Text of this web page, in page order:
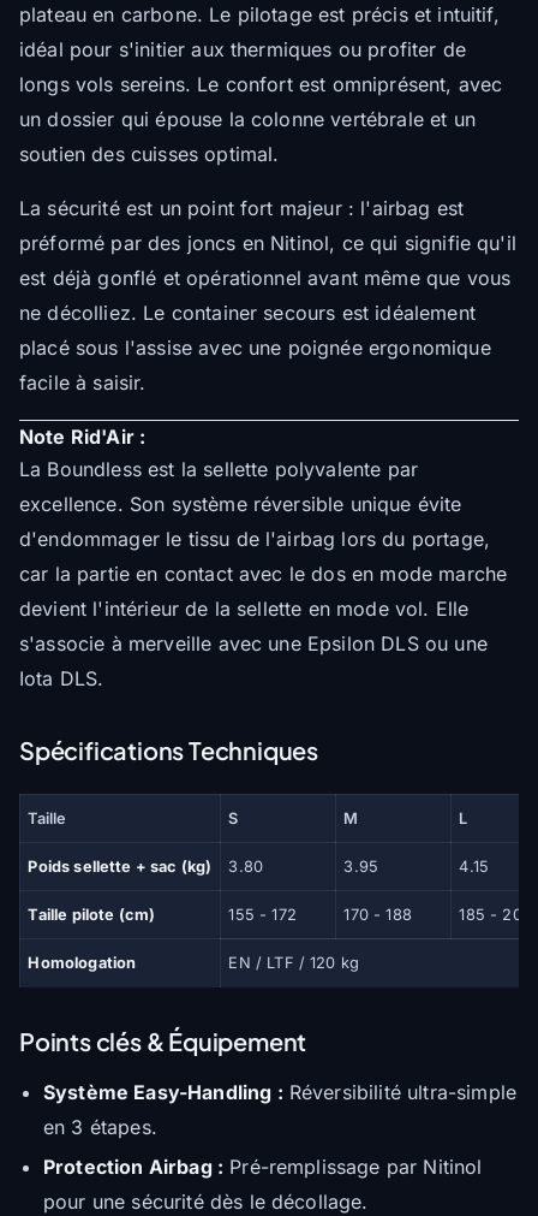
plateau en carbone. Le pilotage est précis et intuitif,
idéal pour s'initier aux thermiques ou profiter de
longs vols sereins. Le confort est omniprésent, avec
un dossier qui épouse la colonne vertébrale et un
soutien des cuisses optimal.
La sécurité est un point fort majeur : l'airbag est
préformé par des joncs en Nitinol, ce qui signifie qu'il
est déjà gonflé et opérationnel avant même que vous
ne décolliez. Le container secours est idéalement
placé sous l'assise avec une poignée ergonomique
facile à saisir.
Note Rid'Air :
La Boundless est la sellette polyvalente par
excellence. Son système réversible unique évite
d'endommager le tissu de l'airbag lors du portage,
car la partie en contact avec le dos en mode marche
devient l'intérieur de la sellette en mode vol. Elle
s'associe à merveille avec une Epsilon DLS ou une
Iota DLS.
Spécifications Techniques
Taille S M L
Poids sellette + sac (kg) 3.80 3.95 4.15
Taille pilote (cm) 155 - 172 170 - 188 185 - 202
Homologation EN / LTF / 120 kg
Points clés & Équipement
Système Easy-Handling : Réversibilité ultra-simple
en 3 étapes.
Protection Airbag : Pré-remplissage par Nitinol
pour une sécurité dès le décollage.